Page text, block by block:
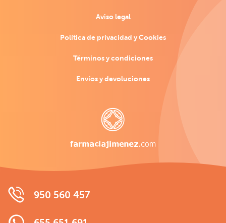
Aviso legal
Política de privacidad y Cookies
Términos y condiciones
Envíos y devoluciones
950 560 457